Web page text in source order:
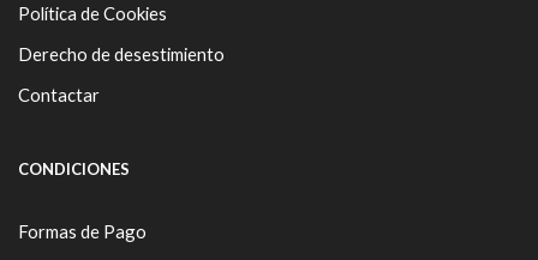
Política de Cookies
Derecho de desestimiento
Contactar
CONDICIONES
Formas de Pago